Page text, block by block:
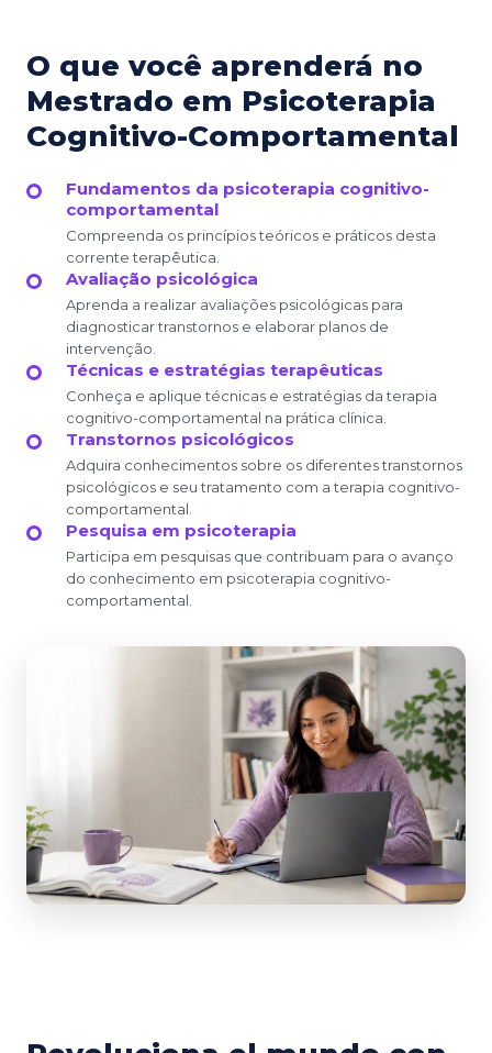
O que você aprenderá no
Mestrado em Psicoterapia
Cognitivo-Comportamental
Fundamentos da psicoterapia cognitivo-
comportamental
Compreenda os princípios teóricos e práticos desta
corrente terapêutica.
Avaliação psicológica
Aprenda a realizar avaliações psicológicas para
diagnosticar transtornos e elaborar planos de
intervenção.
Técnicas e estratégias terapêuticas
Conheça e aplique técnicas e estratégias da terapia
cognitivo-comportamental na prática clínica.
Transtornos psicológicos
Adquira conhecimentos sobre os diferentes transtornos
psicológicos e seu tratamento com a terapia cognitivo-
comportamental.
Pesquisa em psicoterapia
Participa em pesquisas que contribuam para o avanço
do conhecimento em psicoterapia cognitivo-
comportamental.